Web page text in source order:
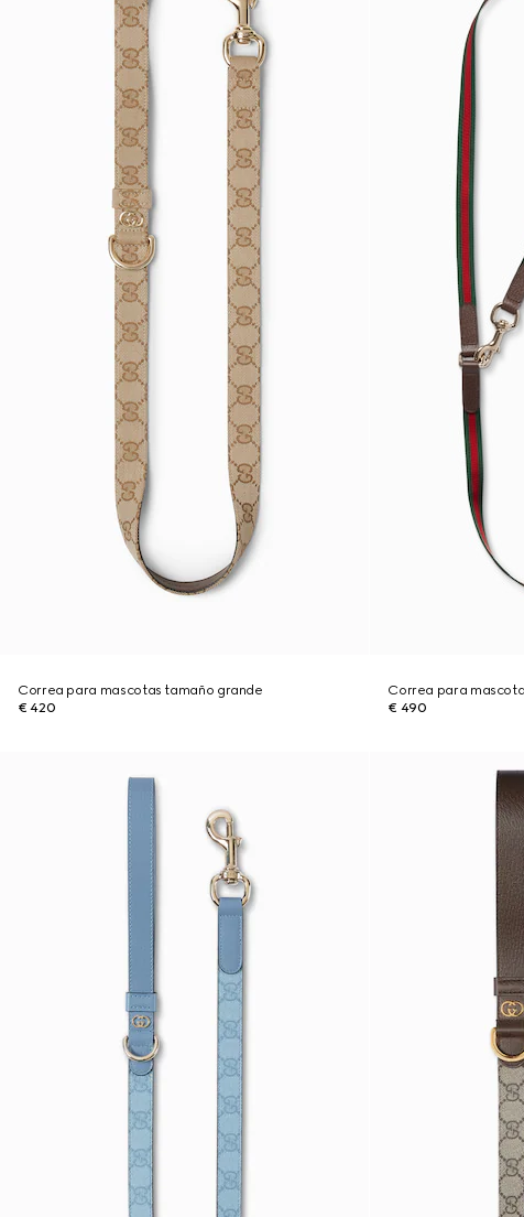
Correa para mascotas tamaño grande
€ 420
Correa para
€ 490